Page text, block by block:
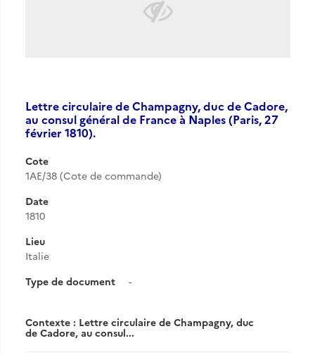
Lettre circulaire de Champagny, duc de Cadore,
au consul général de France à Naples (Paris, 27
février 1810).
Cote
1AE/38 (Cote de commande)
Date
1810
Lieu
Italie
Type de document
-
Contexte : Lettre circulaire de Champagny, duc
de Cadore, au consul...